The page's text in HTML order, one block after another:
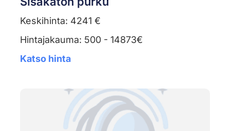
Keskihinta: 4241 €
Hintajakauma: 500 - 14873€
Katso hinta